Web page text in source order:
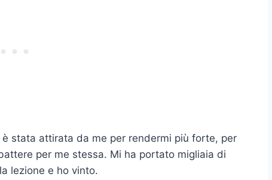
stata attirata da me per rendermi più forte, per
per me stessa. Mi ha portato migliaia di
lezione e ho vinto.